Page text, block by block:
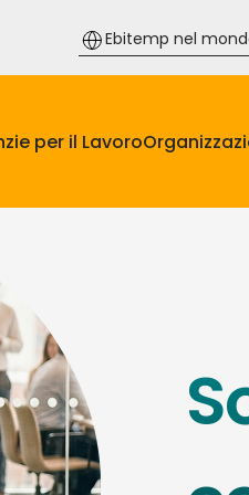
Ebitemp nel
per il Lavoro